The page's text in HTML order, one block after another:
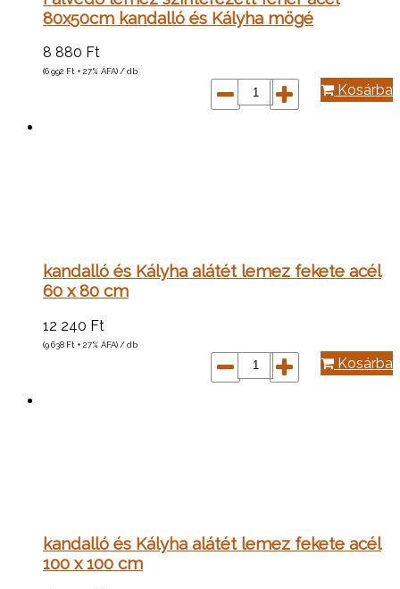
80x50cm kandalló és Kályha mögé
8 880 Ft
(6 992 Ft + 27% ÁFA) / db
Kosárba
kandalló és Kályha alátét lemez fekete acél
60 x 80 cm
12 240 Ft
(9 638 Ft + 27% ÁFA) / db
Kosárba
kandalló és Kályha alátét lemez fekete acél
100 x 100 cm